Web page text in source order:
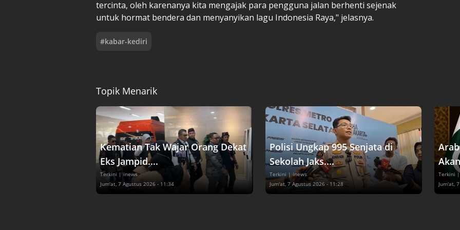
tercinta, oleh karenanya kita mengajak para pengguna jalan berhenti sejenak
untuk hormat bendera dan menyanyikan lagu Indonesia Raya," jelasnya.
#kabar-kediri
Topik Menarik
Kematian Tak Wajar Orang Dekat
Eks Jampid....
Terkini | inews
Jum'at, 7 Agustus 2026 - 11:34
Polisi Ungkap 995 Senjata di
Sekolah Jaks....
Terkini | inews
Jum'at, 7 Agustus 2026 - 11:28
Terkini |
Jum'at,